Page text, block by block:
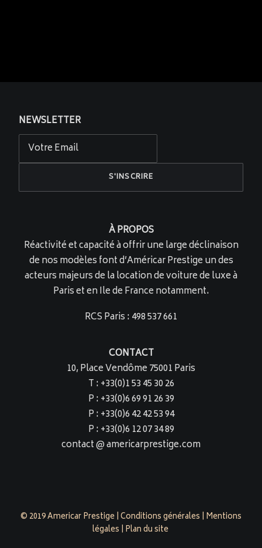
NEWSLETTER
À PROPOS
Réactivité et capacité à offrir une large déclinaison
de nos modèles font d’Américar Prestige un des
acteurs majeurs de la location de voiture de luxe à
Paris et en Ile de France notamment.
RCS Paris : 498 537 661
CONTACT
10, Place Vendôme 75001 Paris
T : +33(0)1 53 45 30 26
P : +33(0)6 69 91 26 39
P : +33(0)6 42 42 53 94
P : +33(0)6 12 07 34 89
contact @ americarprestige.com
© 2019 Americar Prestige |Conditions générales | Mentions
légales | Plan du site